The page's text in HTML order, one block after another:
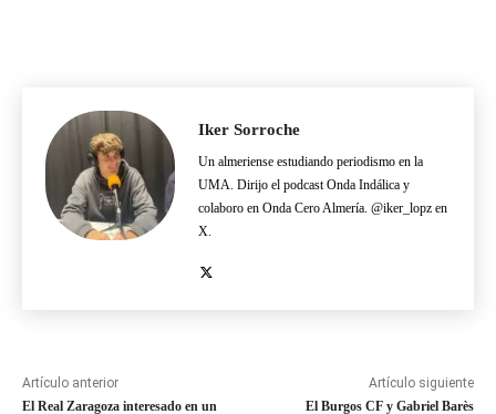
Iker Sorroche
Un almeriense estudiando periodismo en la
UMA. Dirijo el podcast Onda Indálica y
colaboro en Onda Cero Almería. @iker_lopz en
X.
Artículo anterior
El Real Zaragoza interesado en un
Artículo siguiente
El Burgos CF y Gabriel Barès